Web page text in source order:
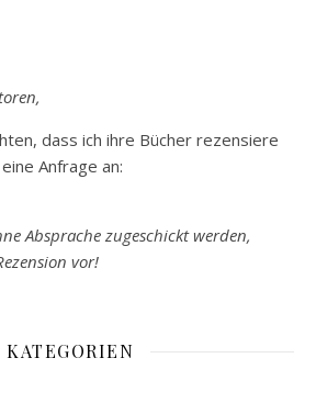
dass ich ihre Bücher rezensiere
Anfrage an:
Absprache zugeschickt werden,
vor!
KATEGORIEN